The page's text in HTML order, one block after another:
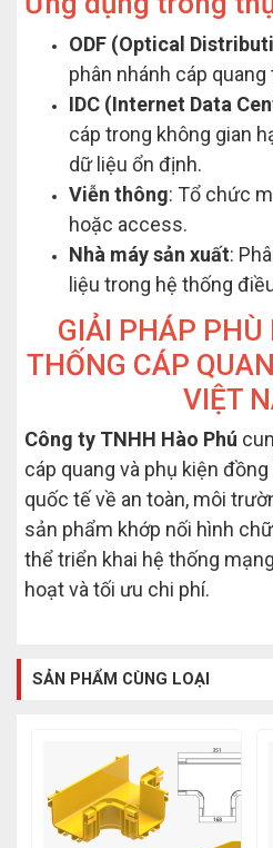
ODF (Optical
phân nhánh cáp
IDC (Internet Data
cáp trong không gian
dữ liệu ổn định.
Viễn thông: Tổ chức
hoặc access.
Nhà máy sản xuất:
liệu trong hệ thống
GIẢI PHÁP PHÙ
THỐNG CÁP
VIỆT
Công ty TNHH Hào Phú
cáp quang và phụ kiện
quốc tế về an toàn, môi
sản phẩm khớp nối hình
thể triển khai hệ thống
hoạt và tối ưu chi phí.
SẢN PHẨM CÙNG LOẠI